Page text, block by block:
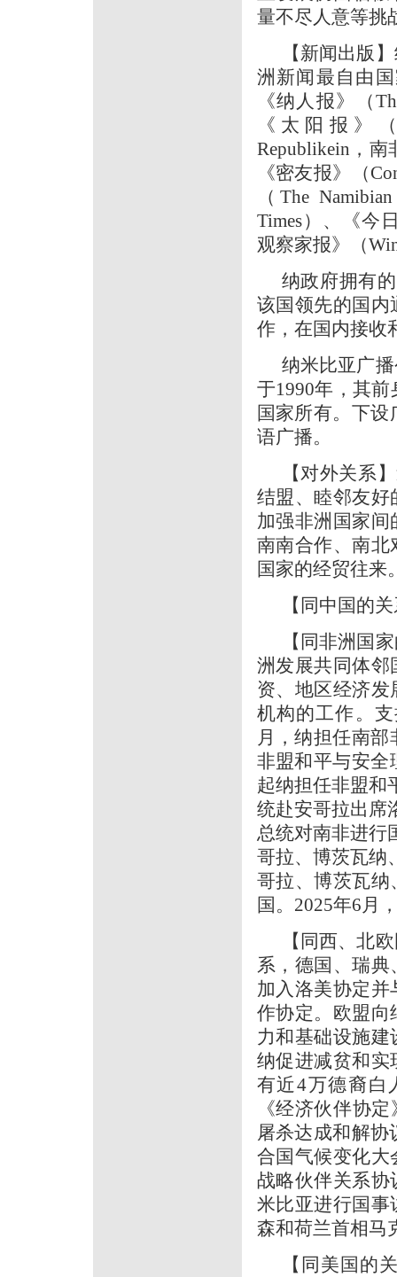
量不尽人意等挑
【新闻出版
洲新闻最自由
《纳人报》（
《太阳报》
Republikein，
《密友报》（
（The
Times）、《今
观察家报》（
纳政府拥有
该国领先的国内
作，在国内接收
纳米比亚广
于1990年，其
国家所有。下
语广播。
【对外关系
结盟、睦邻友好
加强非洲国家
南南合作、南北
国家的经贸往来
【同中国的
【同非洲国
洲发展共同体邻
资、地区经济
机构的工作。
月，纳担任南
非盟和平与安全
起纳担任非盟和
统赴安哥拉出席
总统对南非进行
哥拉、博茨瓦纳
哥拉、博茨瓦纳
国。2025年6月
【同西、北
系，德国、瑞
加入洛美协定
作协定。欧盟向
力和基础设施
纳促进减贫和实
有近4万德裔白
《经济伙伴协
屠杀达成和解协
合国气候变化大
战略伙伴关系协
米比亚进行国事
森和荷兰首相马
【同美国的